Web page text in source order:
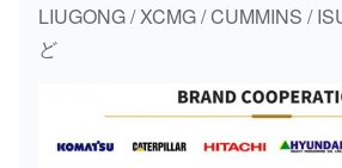
LIUGONG / XCMG / CUMMINS /
ど